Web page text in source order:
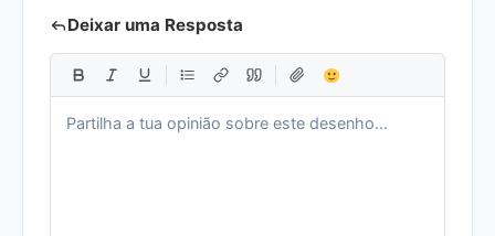
Deixar uma Resposta